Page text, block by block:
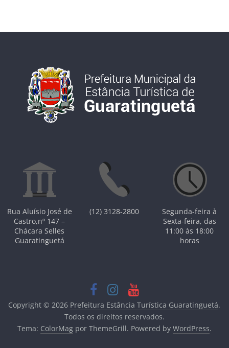
Rua Aluísio José de
Castro,nº 147 –
Chácara Selles
Guaratinguetá
(12) 3128-2800
Segunda-feira à
Sexta-feira, das
11:00 às 18:00
horas
Copyright © 2026 Prefeitura Estância Turística Guaratinguetá.
Todos os direitos reservados.
Tema: ColorMagpor ThemeGrill. Powered by WordPress.